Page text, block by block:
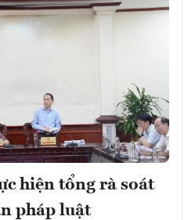
hiện tổng rà soát
pháp luật